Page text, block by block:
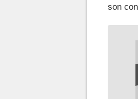
son